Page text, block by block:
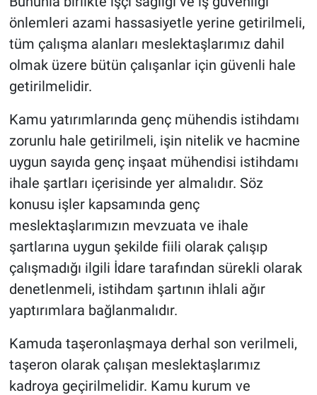
önlemleri azami hassasiyetle yerine getirilmeli,
tüm çalışma alanları meslektaşlarımız dahil
olmak üzere bütün çalışanlar için güvenli hale
getirilmelidir.
Kamu yatırımlarında genç mühendis istihdamı
zorunlu hale getirilmeli, işin nitelik ve hacmine
uygun sayıda genç inşaat mühendisi istihdamı
ihale şartları içerisinde yer almalıdır. Söz
konusu işler kapsamında genç
meslektaşlarımızın mevzuata ve ihale
şartlarına uygun şekilde fiili olarak çalışıp
çalışmadığı ilgili İdare tarafından sürekli olarak
denetlenmeli, istihdam şartının ihlali ağır
yaptırımlara bağlanmalıdır.
Kamuda taşeronlaşmaya derhal son verilmeli,
taşeron olarak çalışan meslektaşlarımız
kadroya geçirilmelidir. Kamu kurum ve